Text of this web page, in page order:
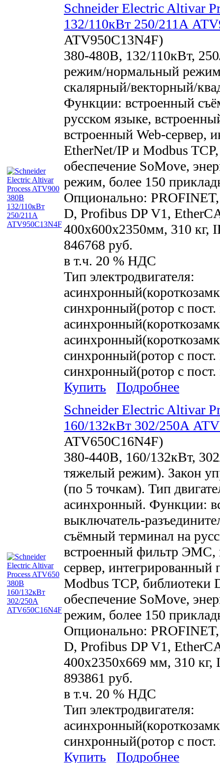
Schneider Electric Altivar
132/110кВт 250/211А
ATV950C13N4F)
380-480В, 132/110кВт,
режим/нормальный
скалярный/векторный/
Функции: встроенный
русском языке,
встроенный Web-сервер,
EtherNet/IP и Modbus
обеспечение SoMove,
режим, более 150
Опционально:
D, Profibus DP V1,
400x600x2350мм, 310 кг,
846768 руб.
в т.ч. 20 % НДС
Тип электродвигателя:
синхронный(ротор с
синхронный(ротор с
синхронный(ротор с
Купить
Подробнее
Schneider Electric Altivar
160/132кВт 302/250А
ATV650C16N4F)
380-440В, 160/132кВт,
тяжелый режим). Закон
(по 5 точкам). Тип
асинхронный. Функции:
выключатель-
съёмный терминал на
встроенный фильтр ЭМС,
сервер, интегрированный
Modbus TCP, библиотеки
обеспечение SoMove,
режим, более 150
Опционально:
D, Profibus DP V1,
400х2350x669 мм, 310 кг,
893861 руб.
в т.ч. 20 % НДС
Тип электродвигателя:
синхронный(ротор с
Купить
Подробнее